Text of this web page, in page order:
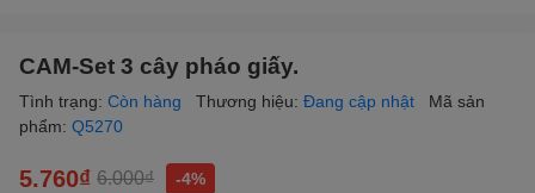
CAM-Set 3 cây pháo giấy.
Tình trạng: Còn hàng Thương hiệu: Đang cập nhật
Mã sản
phẩm: Q5270
5.760₫ 6.000₫
-4%